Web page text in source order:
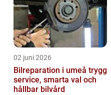
02 juni 2026
Bilreparation i umeå trygg
service, smarta val och
hållbar bilvård